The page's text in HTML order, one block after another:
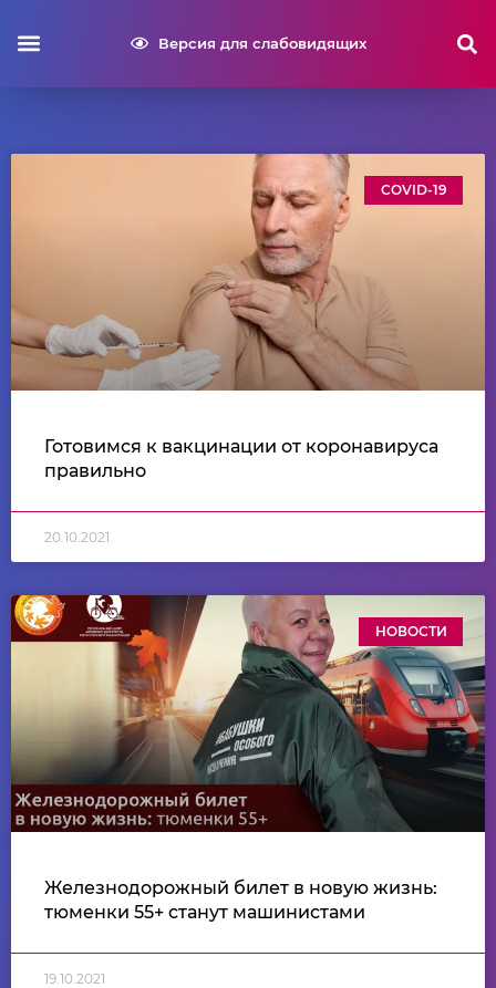
Версия для слабовидящих
COVID-19
Готовимся к вакцинации от коронавируса
правильно
20.10.2021
НОВОСТИ
Железнодорожный билет в новую жизнь:
тюменки 55+ станут машинистами
19.10.2021